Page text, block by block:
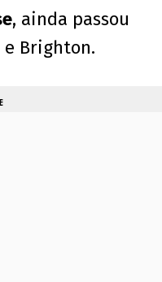
, ainda passou
e Brighton.